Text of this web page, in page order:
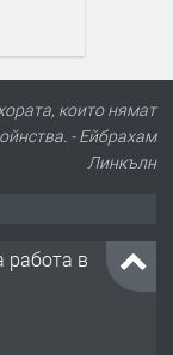
които нямат
- Ейбрахам
Линкълн
работа в